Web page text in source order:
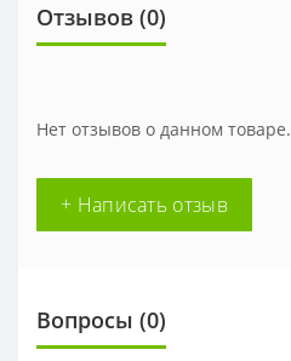
Отзывов (0)
Нет отзывов о данном товаре.
+ Написать отзыв
Вопросы (0)